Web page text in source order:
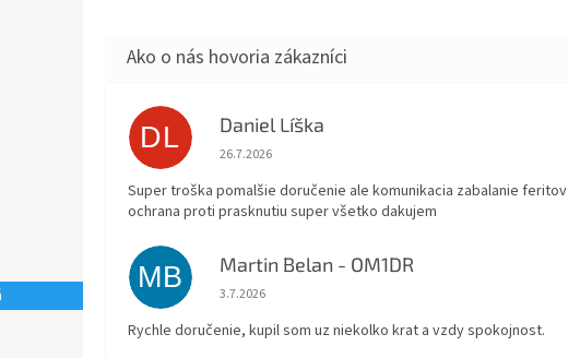
DL Daniel Líška
Hodnotenie obchodu je 5 z 5 hviezdičiek.
26.7.2026
Super troška pomalšie doručenie ale komunikacia zabalanie feritov
ochrana proti prasknutiu super všetko dakujem
MB Martin Belan - OM1DR
Hodnotenie obchodu je 5 z 5 hviezdičiek.
3.7.2026
Rychle doručenie, kupil som uz niekolko krat a vzdy spokojnost.